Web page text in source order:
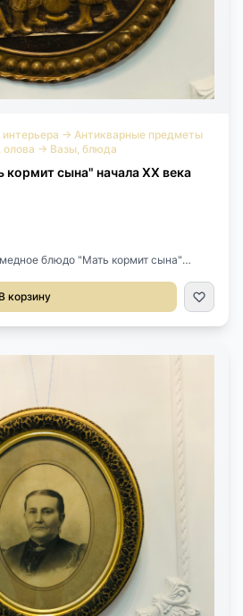
→ Антикварные предметы
олова → Вазы, блюда
сына" начала XX века
блюдо "Мать кормит сына"
В корзину